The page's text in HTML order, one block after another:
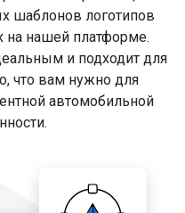
шаблонов логотипов
на нашей платформе.
и подходит для
что вам нужно для
автомобильной